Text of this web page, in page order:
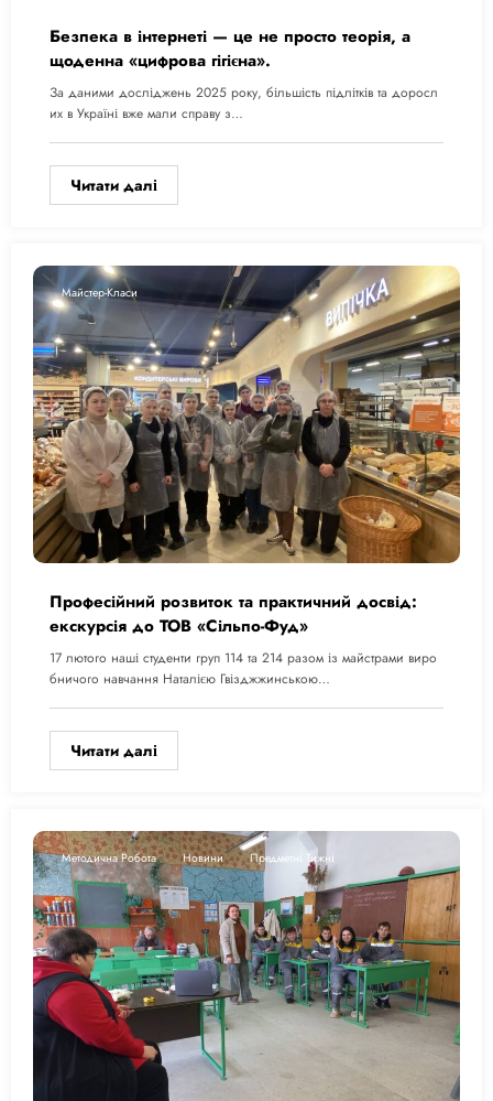
Безпека в інтернеті — це не просто теорія, а
щоденна «цифрова гігієна».
За даними досліджень 2025 року, більшість підлітків та доросл
их в Україні вже мали справу з…
Читати далі
Майстер-Класи
Професійний розвиток та практичний досвід:
екскурсія до ТОВ «Сільпо-Фуд»
17 лютого наші студенти груп 114 та 214 разом із майстрами виро
бничого навчання Наталією Гвізджжинською…
Читати далі
Методична Робота Новини Предметні Тижні